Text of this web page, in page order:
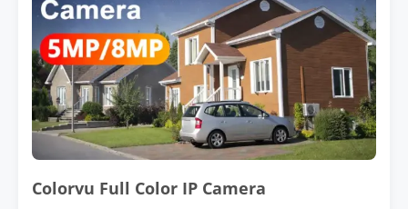
Colorvu Full Color IP Camera